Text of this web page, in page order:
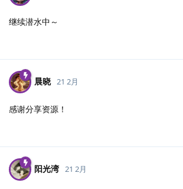
继续潜水中～
晨晓 21 2月
感谢分享资源！
阳光湾 21 2月